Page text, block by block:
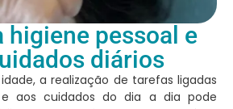
higiene pessoal e
diários
a realização de tarefas ligadas
aos cuidados do dia a dia pode